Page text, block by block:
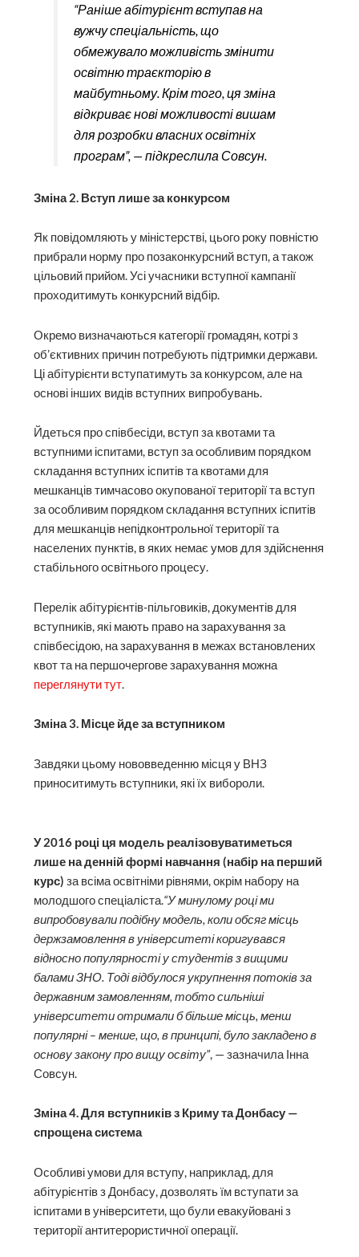
“Раніше абітурієнт вступав на
вужчу спеціальність, що
обмежувало можливість змінити
освітню траєкторію в
майбутньому. Крім того, ця зміна
відкриває нові можливості вишам
для розробки власних освітніх
програм”, — підкреслила Совсун.
Зміна 2. Вступ лише за конкурсом
Як повідомляють у міністерстві, цього року повністю
прибрали норму про позаконкурсний вступ, а також
цільовий прийом. Усі учасники вступної кампанії
проходитимуть конкурсний відбір.
Окремо визначаються категорії громадян, котрі з
об’єктивних причин потребують підтримки держави.
Ці абітурієнти вступатимуть за конкурсом, але на
основі інших видів вступних випробувань.
Йдеться про співбесіди, вступ за квотами та
вступними іспитами, вступ за особливим порядком
складання вступних іспитів та квотами для
мешканців тимчасово окупованої території та вступ
за особливим порядком складання вступних іспитів
для мешканців непідконтрольної території та
населених пунктів, в яких немає умов для здійснення
стабільного освітнього процесу.
Перелік абітурієнтів-пільговиків, документів для
вступників, які мають право на зарахування за
співбесідою, на зарахування в межах встановлених
квот та на першочергове зарахування можна
переглянути тут.
Зміна 3. Місце йде за вступником
Завдяки цьому нововведенню місця у ВНЗ
приноситимуть вступники, які їх вибороли.
У 2016 році ця модель реалізовуватиметься
лише на денній формі навчання (набір на перший
курс)за всіма освітніми рівнями, окрім набору на
молодшого спеціаліста.“У минулому році ми
випробовували подібну модель, коли обсяг місць
держзамовлення в університеті коригувався
відносно популярності у студентів з вищими
балами ЗНО. Тоді відбулося укрупнення потоків за
державним замовленням, тобто сильніші
університети отримали б більше місць, менш
популярні – менше, що, в принципі, було закладено в
основу закону про вищу освіту”, — зазначила Інна
Совсун.
Зміна 4. Для вступників з Криму та Донбасу —
спрощена система
Особливі умови для вступу, наприклад, для
абітурієнтів з Донбасу, дозволять їм вступати за
іспитами в університети, що були евакуйовані з
території антитерористичної операції.